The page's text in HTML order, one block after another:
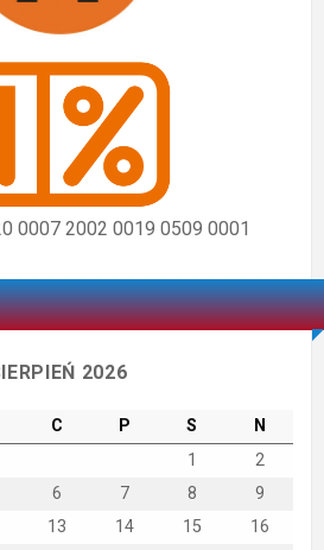
0007 2002 0019 0509 0001
2026
C P S
N
1
2
6 7 8
9
13 14 15 16